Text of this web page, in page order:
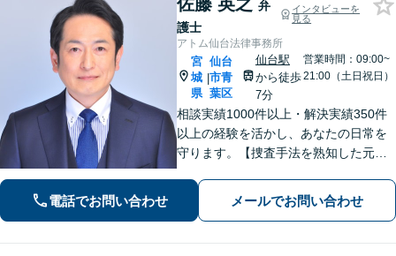
弁
護士
インタビューを
見る
アトム仙台法律事務所
宮
城
県
|
仙台
市青
葉区
仙台駅
から徒歩
7分
営業時間：09:00~
21:00（土日祝日）
相談実績1000件以上・解決実績350件
以上の経験を活かし、あなたの日常を
守ります。【捜査手法を熟知した元警
電話でお問い合わせ メールでお問い合わせ